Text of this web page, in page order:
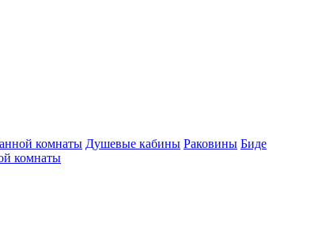
комнаты Душевые кабины Раковины Биде
комнаты